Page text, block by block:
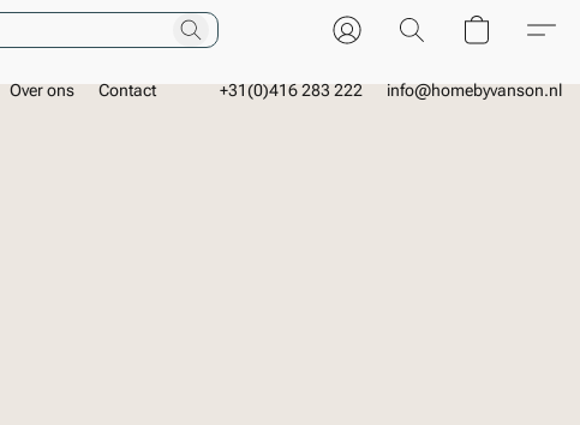
Over ons Contact +31(0)416 283 222 info@homebyvanson.nl